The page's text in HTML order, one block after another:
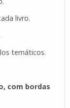
livro.
temáticos.
com bordas